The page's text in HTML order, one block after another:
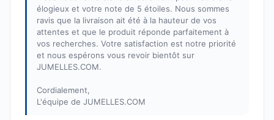
élogieux et votre note de 5 étoiles. Nous sommes
ravis que la livraison ait été à la hauteur de vos
attentes et que le produit réponde parfaitement à
vos recherches. Votre satisfaction est notre priorité
et nous espérons vous revoir bientôt sur
JUMELLES.COM.
Cordialement,
L'équipe de JUMELLES.COM